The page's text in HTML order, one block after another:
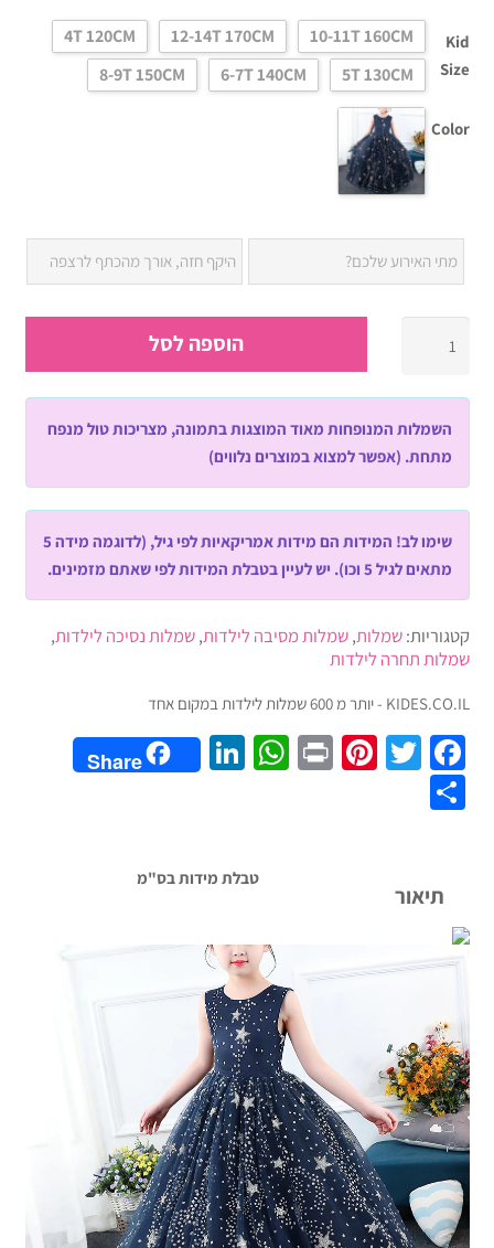
Kid
Size
10-11T 160CM
12-14T 170CM
4T 120CM
5T 130CM
6-7T 140CM
8-9T 150CM
Color
של
הולדת
לילדות
כחולה
עם
כוכבים
בצבע
כסף,
מלאה
ברקמה
כוכבים,
ללא
שרוולים,
אורך
הוספה לסל
השמלות המנופחות מאוד המוצגות בתמונה, מצריכות טול מנפח
מתחת. (אפשר למצוא במוצרים נלווים)
שימו לב! המידות הם מידות אמריקאיות לפי גיל, (לדוגמה מידה 5
מתאים לגיל 5 וכו). יש לעיין בטבלת המידות לפי שאתם מזמינים.
קטגוריות:שמלות,שמלות מסיבה לילדות,שמלות נסיכה לילדות,
שמלות תחרה לילדות
KIDES.CO.IL - יותר מ 600 שמלות לילדות במקום אחד
Facebook
Twitter
Pinterest
Print
WhatsApp
LinkedIn
Share
תיאור
טבלת מידות בס"מ